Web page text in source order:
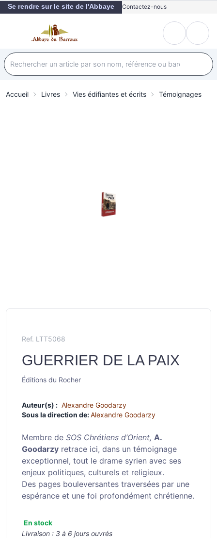
Se rendre sur le site de l'Abbaye Contactez-nous
Accueil Livres Vies édifiantes et écrits Témoignages
Ref. LTT5068
GUERRIER DE LA PAIX
Éditions du Rocher
Auteur(s) : Alexandre Goodarzy
Sous la direction de:Alexandre Goodarzy
Membre de SOS Chrétiens d’Orient, A.
Goodarzy retrace ici, dans un témoignage
exceptionnel, tout le drame syrien avec ses
enjeux politiques, culturels et religieux.
Des pages bouleversantes traversées par une
espérance et une foi profondément chrétienne.
En stock
Livraison : 3 à 6 jours ouvrés